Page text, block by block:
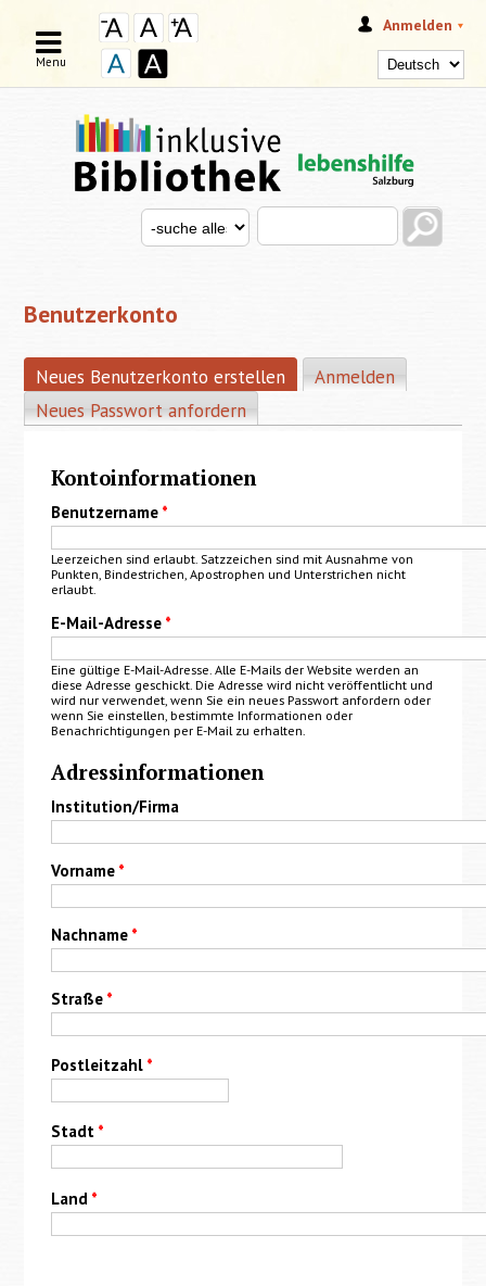
Anmelden
SUCHFORMULAR
Search this site
Search for
Menu
Benutzerkonto
HAUPT-REITER
Neues Benutzerkonto erstellen (aktiver Reiter)
Anmelden
Neues Passwort anfordern
Kontoinformationen
Benutzername *
Leerzeichen sind erlaubt. Satzzeichen sind mit Ausnahme von
Punkten, Bindestrichen, Apostrophen und Unterstrichen nicht
erlaubt.
E-Mail-Adresse *
Eine gültige E-Mail-Adresse. Alle E-Mails der Website werden an
diese Adresse geschickt. Die Adresse wird nicht veröffentlicht und
wird nur verwendet, wenn Sie ein neues Passwort anfordern oder
wenn Sie einstellen, bestimmte Informationen oder
Benachrichtigungen per E-Mail zu erhalten.
Adressinformationen
Institution/Firma
Vorname *
Nachname *
Straße *
Postleitzahl *
Stadt *
Land *